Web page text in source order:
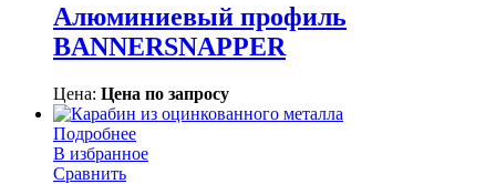
Алюминиевый профиль
BANNERSNAPPER
Цена: Цена по запросу
Подробнее
В избранное
Сравнить